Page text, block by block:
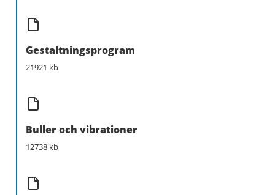
Gestaltningsprogram
21921 kb
Buller och vibrationer
12738 kb